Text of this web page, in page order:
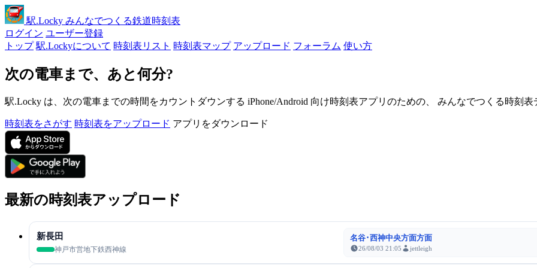
駅.Locky みんなでつくる鉄道時刻表
ログイン ユーザー登録
トップ 駅.Lockyについて 時刻表リスト 時刻表マップ アップロード フォーラム 使い方
次の電車まで、あと何分?
駅.Locky は、次の電車までの時間をカウントダウンする iPhone/Android 向け時刻表アプリのための、 みんなでつくる時刻表
時刻表をさがす 時刻表をアップロード アプリをダウンロード
最新の時刻表アップロード
新長田
神戸市営地下鉄西神線
名谷･西神中央方面方面
26/08/03 21:05 jettleigh